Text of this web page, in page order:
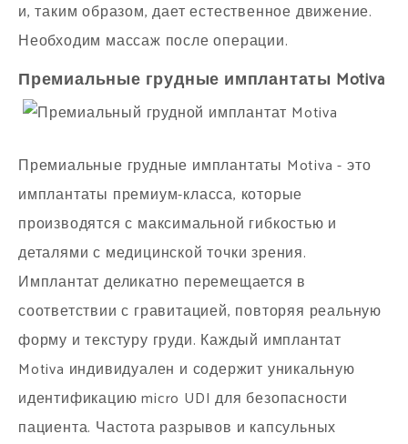
и, таким образом, дает естественное движение.
Необходим массаж после операции.
Премиальные грудные имплантаты Motiva
Премиальные грудные имплантаты Motiva - это
имплантаты премиум-класса, которые
производятся с максимальной гибкостью и
деталями с медицинской точки зрения.
Имплантат деликатно перемещается в
соответствии с гравитацией, повторяя реальную
форму и текстуру груди. Каждый имплантат
Motiva индивидуален и содержит уникальную
идентификацию micro UDI для безопасности
пациента. Частота разрывов и капсульных